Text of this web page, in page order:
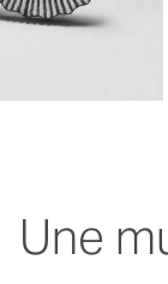
articles
sacs et
également
Une